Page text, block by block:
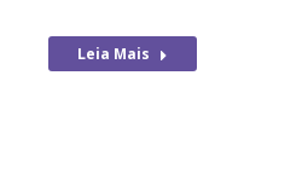
Leia Mais